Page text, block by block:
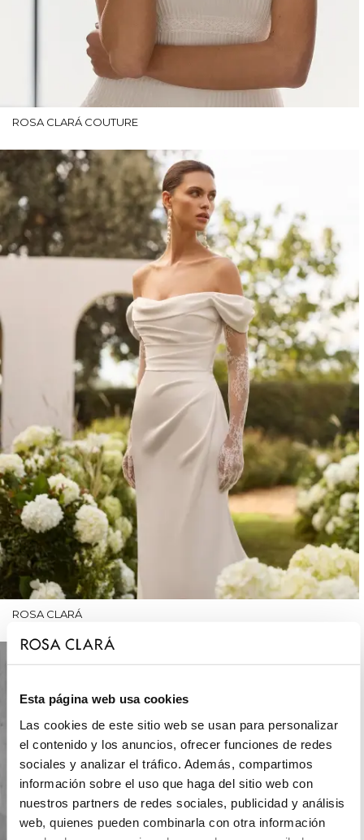
Esta página web usa cookies
Las cookies de este sitio web se usan para personalizar
el contenido y los anuncios, ofrecer funciones de redes
sociales y analizar el tráfico. Además, compartimos
información sobre el uso que haga del sitio web con
nuestros partners de redes sociales, publicidad y análisis
web, quienes pueden combinarla con otra información
ROSA CLARÁ COUTURE
ROSA CLARÁ